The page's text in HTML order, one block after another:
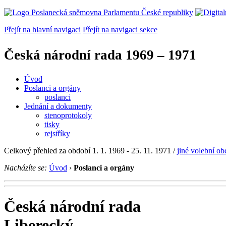
Přejít na hlavní navigaci Přejít na navigaci sekce
Česká národní rada 1969 – 1971
Úvod
Poslanci a orgány
poslanci
Jednání a dokumenty
stenoprotokoly
tisky
rejstříky
Celkový přehled za období 1. 1. 1969 - 25. 11. 1971 /jiné volební
Nacházíte se: Úvod › Poslanci a orgány
Česká národní rada